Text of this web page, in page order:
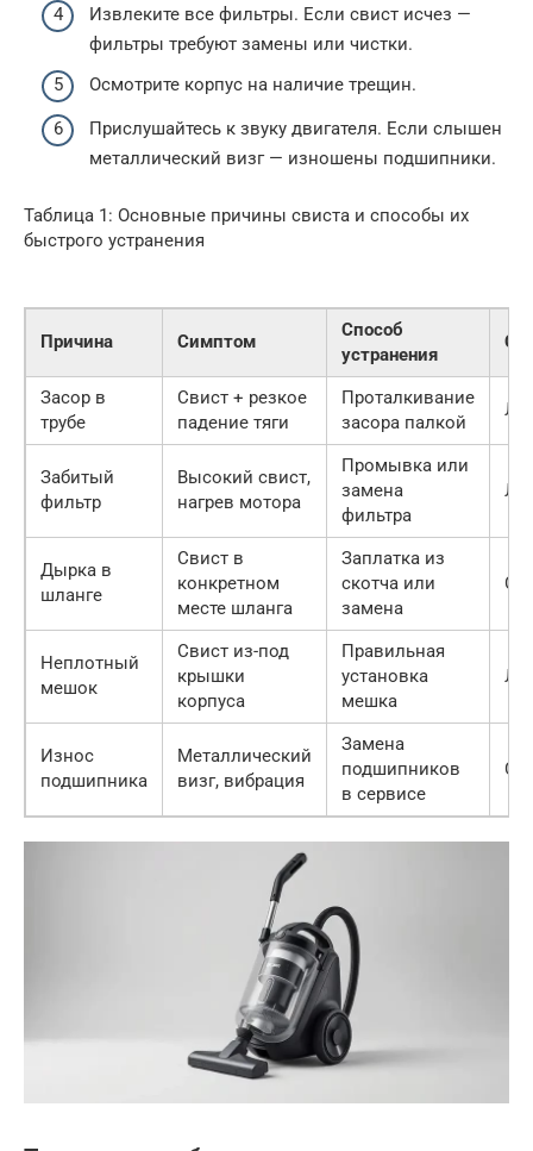
Извлеките все фильтры. Если свист исчез —
фильтры требуют замены или чистки.
Осмотрите корпус на наличие трещин.
Прислушайтесь к звуку двигателя. Если слышен
металлический визг — изношены подшипники.
Таблица 1: Основные причины свиста и способы их
быстрого устранения
Причина Симптом
Способ
устранения
Засор в
трубе
Свист + резкое
падение тяги
Проталкивание
засора палкой
Забитый
фильтр
Высокий свист,
нагрев мотора
Промывка или
замена
фильтра
Дырка в
шланге
Свист в
конкретном
месте шланга
Заплатка из
скотча или
замена
Неплотный
мешок
Свист из-под
крышки
корпуса
Правильная
установка
мешка
Износ
подшипника
Металлический
визг, вибрация
Замена
подшипников
в сервисе